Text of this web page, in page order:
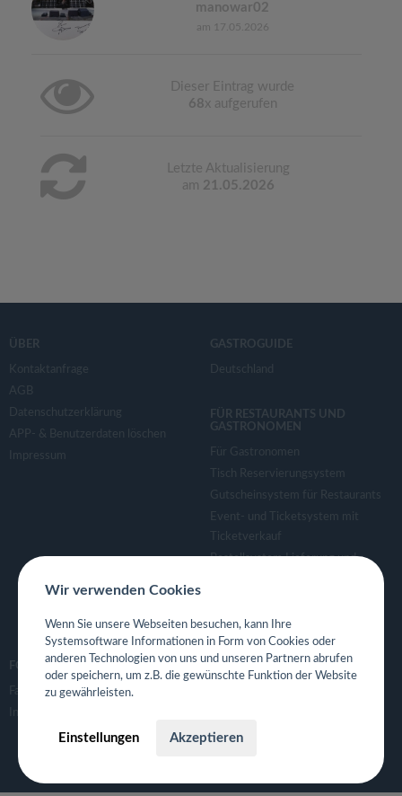
manowar02
am 17.05.2026
Dieser Eintrag wurde
68x aufgerufen
Letzte Aktualisierung
am 21.05.2026
ÜBER
Kontaktanfrage
AGB
Datenschutzerklärung
APP- & Benutzerdaten löschen
Impressum
GASTROGUIDE
Deutschland
FÜR RESTAURANTS UND
GASTRONOMEN
Für Gastronomen
Tisch Reservierungsystem
Gutscheinsystem für Restaurants
Event- und Ticketsystem mit
Ticketverkauf
Bestellsystem Lieferung und
Eigene App für Restaurant
FOLGE UNS
Facebook
Instagram
Wir verwenden Cookies
Wenn Sie unsere Webseiten besuchen, kann Ihre
Systemsoftware Informationen in Form von Cookies oder
anderen Technologien von uns und unseren Partnern abrufen
oder speichern, um z.B. die gewünschte Funktion der Website
zu gewährleisten.
Einstellungen Akzeptieren